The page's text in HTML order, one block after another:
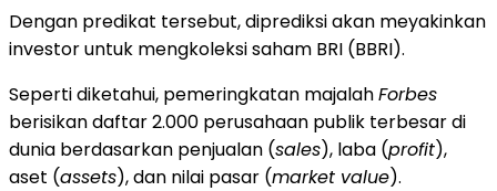
Dengan predikat tersebut, diprediksi akan meyakinkan
investor untuk mengkoleksi saham BRI (BBRI).
Seperti diketahui, pemeringkatan majalahForbes
berisikan daftar 2.000 perusahaan publik terbesar di
dunia berdasarkan penjualan (sales), laba (profit),
aset (assets), dan nilai pasar (market value).